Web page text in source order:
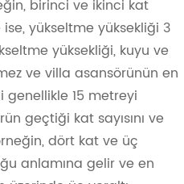
birinci ve ikinci kat
yükseltme yüksekliği 3
yüksekliği, kuyu ve
ve villa asansörünün en
genellikle 15 metreyi
geçtiği kat sayısını ve
dört kat ve üç
anlamına gelir ve en